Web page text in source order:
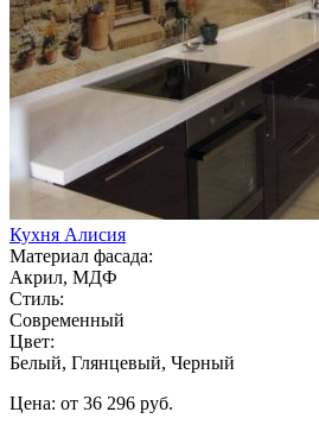
Кухня Алисия
Материал фасада:
Акрил, МДФ
Стиль:
Современный
Цвет:
Белый, Глянцевый, Черный
Цена: от 36 296 руб.